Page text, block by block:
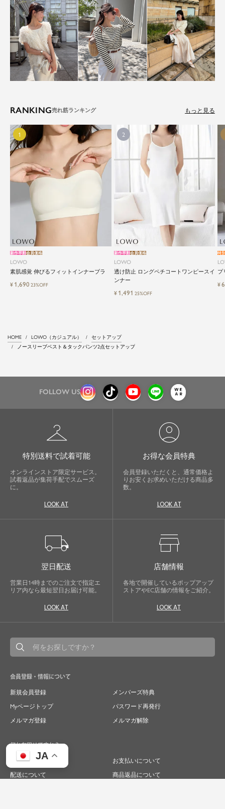
JA
RANKING もっと見る
LOWO
素肌感覚 伸びるフィットインナーブラ
新作早割会員価格
¥ 1,690 23%OFF
LOWO
透け防止 ロングペチコートワンピースイ
ンナー
新作早割会員価格
¥ 1,491 25%OFF
プ
特
¥
HOME LOWO（カジュアル）
セットアップ
ノースリーブベスト＆タックパンツ2点セットアップ
FOLLOW US
checkroom
特別送料で試着可能
オンラインストア限定サービス。
試着返品が集荷手配でスムーズ
に。
LOOK AT
account_circle
お得な会員特典
会員登録いただくと、通常価格よ
りお安くお求めいただける商品多
数。
LOOK AT
local_shipping
翌日配送
営業日14時までのご注文で指定エ
リア内なら最短翌日お届け可能。
LOOK AT
store
店舗情報
各地で開催しているポップアップ
ストアやEC店舗の情報をご紹介。
LOOK AT
会員登録・情報について
新規会員登録
メンバーズ特典
Myページトップ
パスワード再発行
メルマガ登録
メルマガ解除
何かお困りですか？
ご注文について
お支払いについて
配送について
商品返品について